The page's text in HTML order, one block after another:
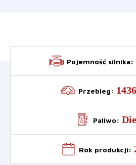
Pojemność silnika:
Przebieg:
Paliwo:
Rok produkcji: